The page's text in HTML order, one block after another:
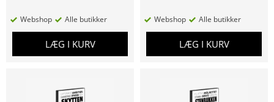
Webshop Alle butikker
LÆG I KURV
Webshop Alle butikker
LÆG I KURV